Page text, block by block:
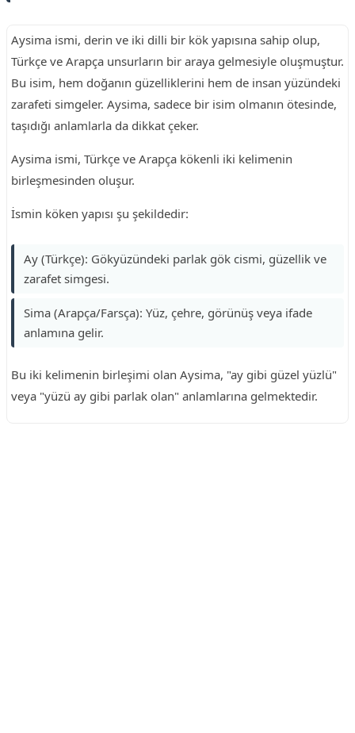
Aysima ismi, derin ve iki dilli bir kök yapısına sahip olup,
Türkçe ve Arapça unsurların bir araya gelmesiyle oluşmuştur.
Bu isim, hem doğanın güzelliklerini hem de insan yüzündeki
zarafeti simgeler. Aysima, sadece bir isim olmanın ötesinde,
taşıdığı anlamlarla da dikkat çeker.
Aysima ismi, Türkçe ve Arapça kökenli iki kelimenin
birleşmesinden oluşur.
İsmin köken yapısı şu şekildedir:
Ay (Türkçe): Gökyüzündeki parlak gök cismi, güzellik ve
zarafet simgesi.
Sima (Arapça/Farsça): Yüz, çehre, görünüş veya ifade
anlamına gelir.
Bu iki kelimenin birleşimi olan Aysima, "ay gibi güzel yüzlü"
veya "yüzü ay gibi parlak olan" anlamlarına gelmektedir.